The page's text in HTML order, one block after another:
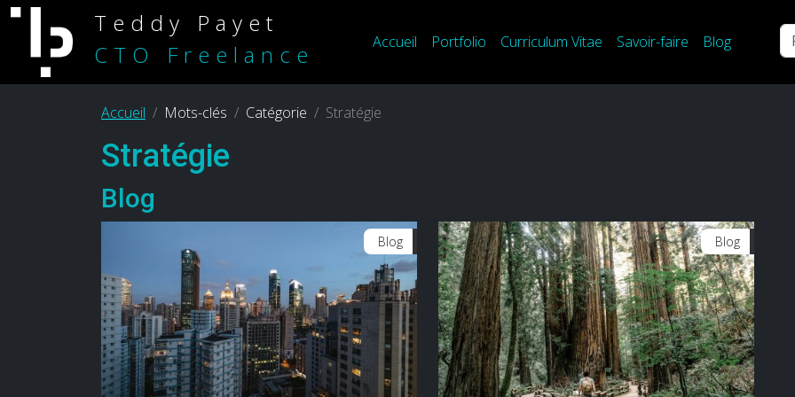
Teddy Payet
CTO Freelance
Accueil Portfolio Curriculum Vitae Savoir-faire Blog
Accueil Mots-clés Catégorie Stratégie
Stratégie
Blog
Blog Blog